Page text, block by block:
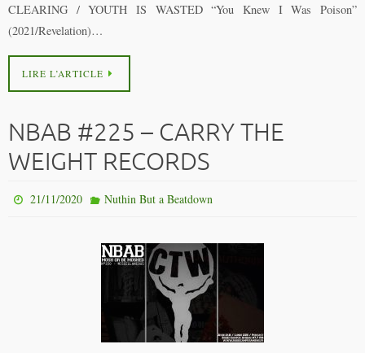
CLEARING / YOUTH IS WASTED “You Knew I Was Poison”
(2021/Revelation)…
LIRE L’ARTICLE
NBAB #225 – CARRY THE
WEIGHT RECORDS
21/11/2020 Nuthin But a Beatdown